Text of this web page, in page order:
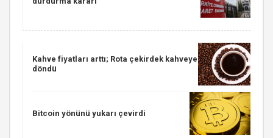
Kahve fiyatları arttı; Rota çekirdek kahveye
döndü
Bitcoin yönünü yukarı çevirdi